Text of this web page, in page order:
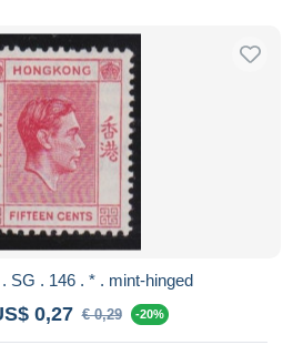
SG . 146 . * . mint-hinged
0,27 € 0,29 -20%